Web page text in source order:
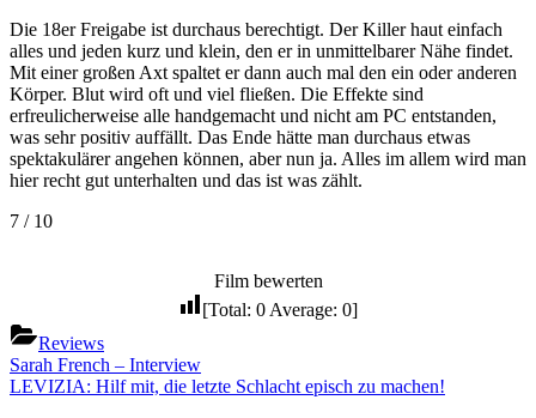
Die 18er Freigabe ist durchaus berechtigt. Der Killer haut einfach
alles und jeden kurz und klein, den er in unmittelbarer Nähe findet.
Mit einer großen Axt spaltet er dann auch mal den ein oder anderen
Körper. Blut wird oft und viel fließen. Die Effekte sind
erfreulicherweise alle handgemacht und nicht am PC entstanden,
was sehr positiv auffällt. Das Ende hätte man durchaus etwas
spektakulärer angehen können, aber nun ja. Alles im allem wird man
hier recht gut unterhalten und das ist was zählt.
7 / 10
Film bewerten
[Total: 0 Average: 0]
Reviews
Beitragsnavigation
Previous
Post:
Sarah French – Interview
Next
LEVIZIA: Hilf mit, die letzte Schlacht episch zu machen!